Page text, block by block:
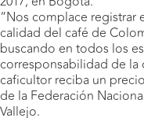
“Nos complace registrar
calidad del café de
buscando en todos los
corresponsabilidad de la
caficultor reciba un
de la Federación
Vallejo.